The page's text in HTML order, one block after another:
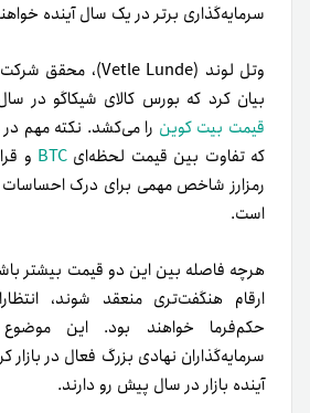
سرمایه‌گذاری برتر در یک سال آینده
بیان کرد که بورس کالای شیکاگو در
قیمت بیت کوین را می‌کشد. نکته مهم
که تفاوت بین قیمت لحظه‌ای BTC و
رمزارز شاخص مهمی برای درک احساسات
است.
هرچه فاصله بین این دو قیمت بیشتر
ارقام هنگفت‌تری منعقد شوند،
حکم‌فرما خواهند بود. این
سرمایه‌گذاران نهادی بزرگ فعال در بازار
آینده بازار در سال پیش رو دارند.